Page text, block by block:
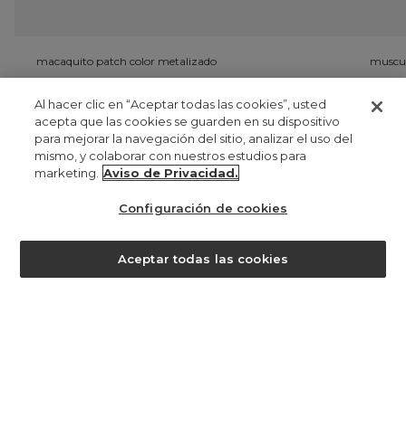
¿ayuda?
macaquito patch color metalizado
registrate
manténgase al día de lo que ocurre aquí y obtenga un
Al hacer clic en “Aceptar todas las cookies”, usted
acepta que las cookies se guarden en su dispositivo
para mejorar la navegación del sitio, analizar el uso del
mismo, y colaborar con nuestros estudios para
marketing. Aviso de Privacidad.
Configuración de cookies
Aceptar todas las cookies